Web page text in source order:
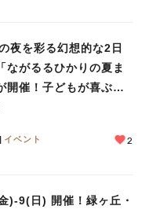
夜を彩る幻想的な2日
ながるるひかりの夏ま
開催！子どもが喜ぶワ
限定ヒーローショーも
イベント 2
)‐9(日) 開催！緑ヶ丘・